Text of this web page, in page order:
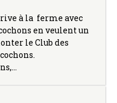
à la ferme avec
en veulent un
le Club des